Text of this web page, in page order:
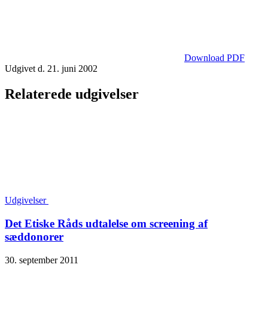
Download PDF
Udgivet d. 21. juni 2002
Relaterede udgivelser
Udgivelser
Det Etiske Råds udtalelse om screening af
sæddonorer
30. september 2011